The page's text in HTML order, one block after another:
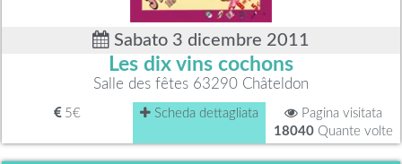
Sabato 3 dicembre 2011
Les dix vins cochons
Salle des fêtes 63290 Châteldon
5€ Scheda dettagliata
Pagina visitata
18040Quante volte